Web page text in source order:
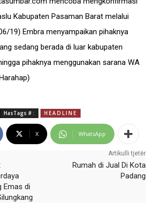
Kabupaten Pasaman Barat melalui
19) Embra menyampaikan pihaknya
sedang berada di luar kabupaten
pihaknya menggunakan sarana WA
HasTags # : HEADLINE
X WhatsApp
Emas di
Artikulli tjetër
Rumah di Jual Di Kota
Padang